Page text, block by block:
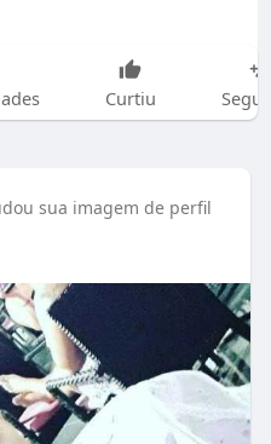
Curtiu
sua imagem de perfil